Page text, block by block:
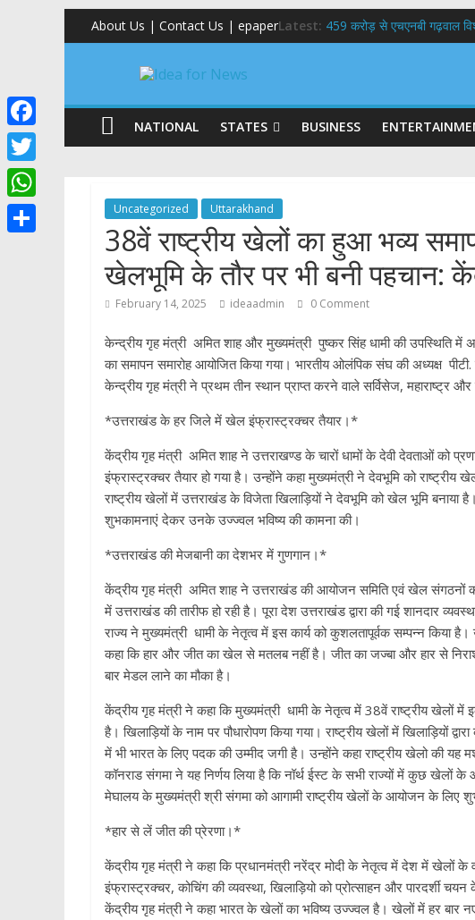
About Us | Contact Us | epaperLatest: 459 करोड़ से एचएनबी गढ़वाल
राष्ट्रीय हथकरघा दिवस पर
24×7 अलर्ट मोड में रहें
NATIONAL
STATES BUSINESS
Uncategorized Uttarakhand
38वें राष्ट्रीय खेलों का हुआ भव्य
खेलभूमि के तौर पर भी बनी पहचान:
February 14, 2025 ideaadmin 0 Comment
केन्द्रीय गृह मंत्री अमित शाह और मुख्यमंत्री पुष्कर सिंह धामी की उपस्थिति में
का समापन समारोह आयोजित किया गया। भारतीय ओलंपिक संघ की अध्यक्ष
केन्द्रीय गृह मंत्री ने प्रथम तीन स्थान प्राप्त करने वाले सर्विसेज, महाराष्ट्र और
*उत्तराखंड के हर जिले में खेल इंफ्रास्ट्रक्चर तैयार।*
केंद्रीय गृह मंत्री अमित शाह ने उत्तराखण्ड के चारों धामों के देवी देवताओं को
इंफ्रास्ट्रक्चर तैयार हो गया है। उन्होंने कहा मुख्यमंत्री ने देवभूमि को
राष्ट्रीय खेलों में उत्तराखंड के विजेता खिलाड़ियों ने देवभूमि को खेल भूमि बनाया
शुभकामनाएं देकर उनके उज्ज्वल भविष्य की कामना की।
*उत्तराखंड की मेजबानी का देशभर में गुणगान।*
केंद्रीय गृह मंत्री अमित शाह ने उत्तराखंड की आयोजन समिति एवं खेल संगठनों
में उत्तराखंड की तारीफ हो रही है। पूरा देश उत्तराखंड द्वारा की गई शानदार
राज्य ने मुख्यमंत्री धामी के नेतृत्व में इस कार्य को कुशलतापूर्वक सम्पन्न किया
कहा कि हार और जीत का खेल से मतलब नहीं है। जीत का जज्बा और हार से
बार मेडल लाने का मौका है।
केंद्रीय गृह मंत्री ने कहा कि मुख्यमंत्री धामी के नेतृत्व में 38वें राष्ट्रीय खेलों
है। खिलाड़ियों के नाम पर पौधारोपण किया गया। राष्ट्रीय खेलों में खिलाड़ियों
में भी भारत के लिए पदक की उम्मीद जगी है। उन्होंने कहा राष्ट्रीय खेलो की
कॉनराड संगमा ने यह निर्णय लिया है कि नॉर्थ ईस्ट के सभी राज्यों में कुछ
मेघालय के मुख्यमंत्री श्री संगमा को आगामी राष्ट्रीय खेलों के आयोजन के लिए
*हार से लें जीत की प्रेरणा।*
केंद्रीय गृह मंत्री ने कहा कि प्रधानमंत्री नरेंद्र मोदी के नेतृत्व में देश में खेलों
इंफ्रास्ट्रक्चर, कोचिंग की व्यवस्था, खिलाड़ियो को प्रोत्साहन और पारदर्शी
केंद्रीय गृह मंत्री ने कहा भारत के खेलों का भविष्य उज्ज्वल है। खेलों में हर बार
F
a
c
e
T
w
i
W